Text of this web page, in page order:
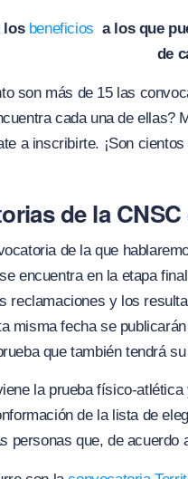
los beneficios a l os que
de
son más de 15 las
cada una de ellas?
a inscribirte. ¡Son
de la
de la que
encuentra en la etapa
reclamaciones y los
misma fecha se
que también tendrá
la prueba físico-
de la lista de
personas que, de acuerdo